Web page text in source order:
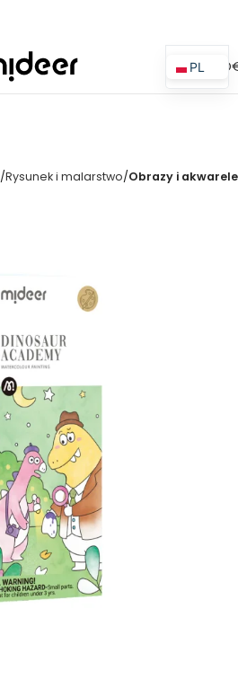
0,00
Rysunek i malarstwo Obrazy i akwarele
PL
ES
PT